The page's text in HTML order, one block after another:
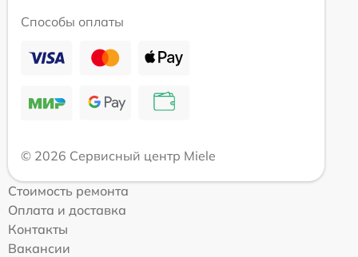
Способы оплаты
© 2026 Сервисный центр Miele
Стоимость ремонта
Оплата и доставка
Контакты
Вакансии